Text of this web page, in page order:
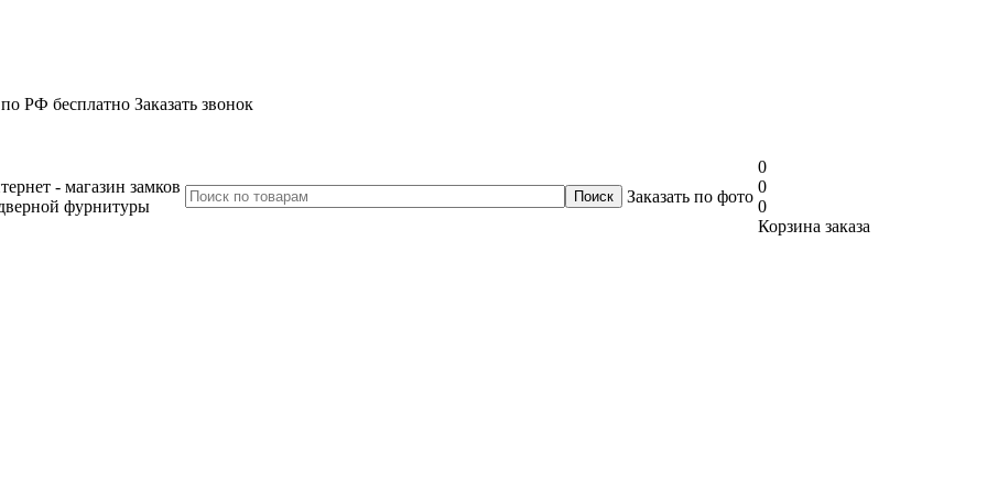
РФ бесплатно Заказать звонок
- магазин замков
фурнитуры
Заказать по фото
0
0
0
Корзина заказа